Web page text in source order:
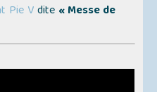
Pie Vdite « Messe de